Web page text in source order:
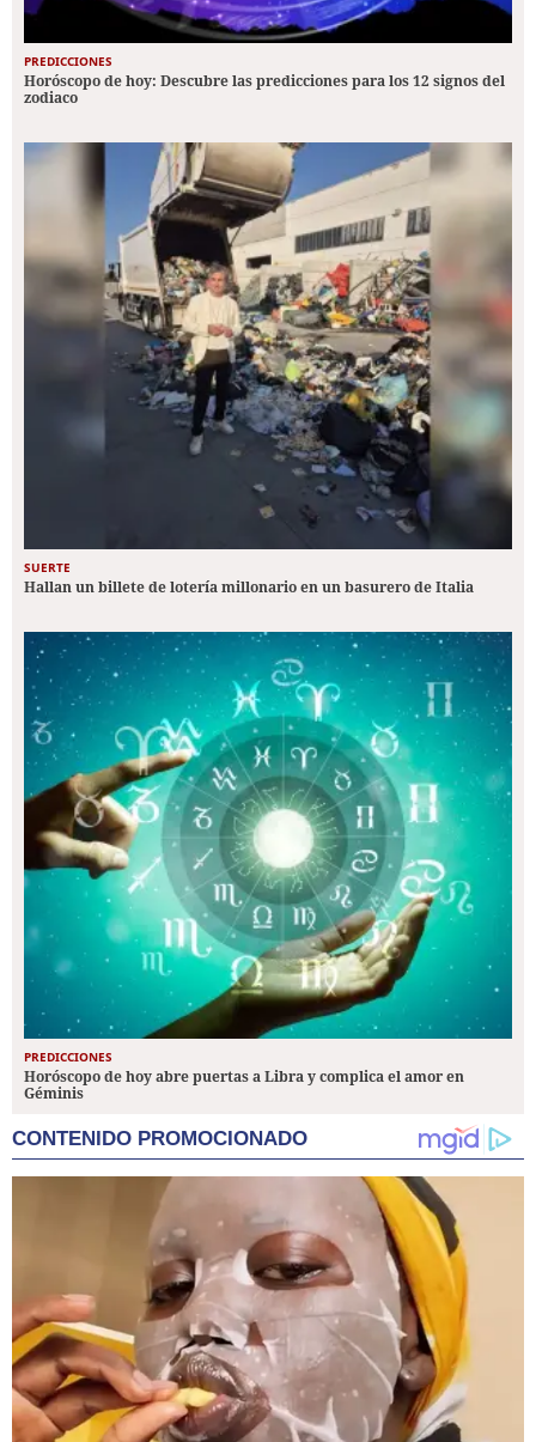
PREDICCIONES
Horóscopo de hoy: Descubre las predicciones para los 12 signos del
zodiaco
SUERTE
Hallan un billete de lotería millonario en un basurero de Italia
PREDICCIONES
Horóscopo de hoy abre puertas a Libra y complica el amor en
Géminis
CONTENIDO PROMOCIONADO